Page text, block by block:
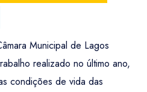
Municipal de Lagos
realizado no último ano,
condições de vida das